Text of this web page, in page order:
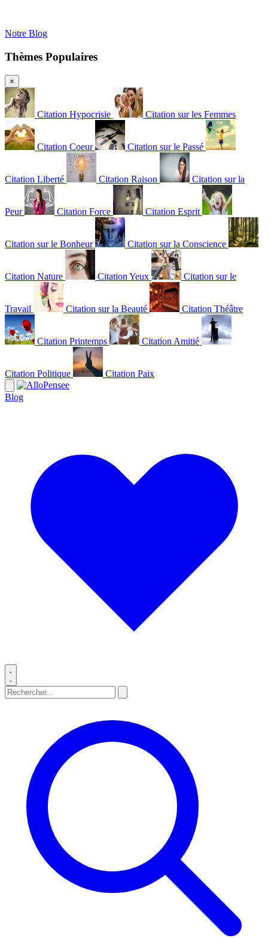
Notre Blog
Thèmes Populaires
×
Citation Hypocrisie Citation sur les Femmes
Citation Coeur Citation sur le Passé
Citation Liberté Citation Raison Citation sur la
Peur Citation Force Citation Esprit
Citation sur le Bonheur Citation sur la Conscience
Citation Nature Citation Yeux Citation sur le
Travail Citation sur la Beauté Citation Théâtre
Citation Printemps Citation Amitié
Citation Politique Citation Paix
Blog